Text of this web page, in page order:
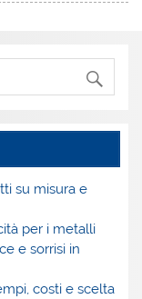
su misura e
per i metalli
e sorrisi in
costi e scelta